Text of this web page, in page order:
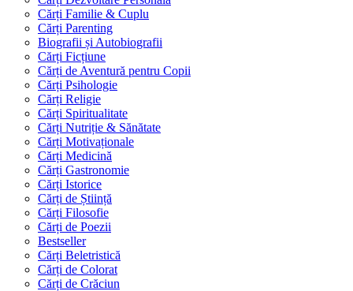
Cărți Familie & Cuplu
Cărți Parenting
Biografii și Autobiografii
Cărți Ficțiune
Cărți de Aventură pentru Copii
Cărți Psihologie
Cărți Religie
Cărți Spiritualitate
Cărți Nutriție & Sănătate
Cărți Motivaționale
Cărți Medicină
Cărți Gastronomie
Cărți Istorice
Cărți de Știință
Cărți Filosofie
Cărți de Poezii
Bestseller
Cărți Beletristică
Cărți de Colorat
Cărți de Crăciun